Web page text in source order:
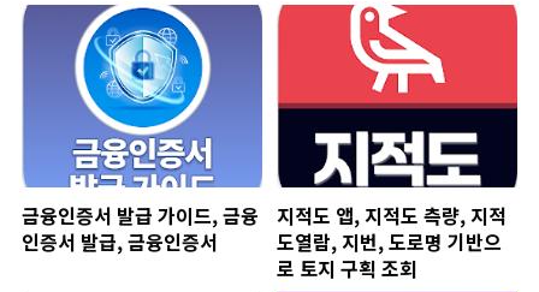
금융인증서 발급 가이드, 금융
인증서 발급, 금융인증서
지적도 앱, 지적도 측량, 지적
도열람, 지번, 도로명 기반으
로 토지 구획 조회